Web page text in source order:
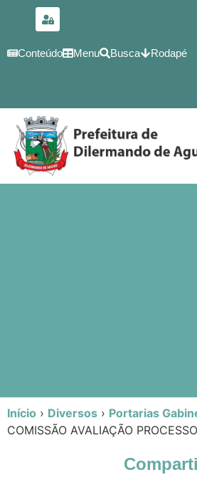
conteúdo
Conteúdo Menu Busca Rodapé
Início › Diversos › Portarias
COMISSÃO AVALIAÇÃO